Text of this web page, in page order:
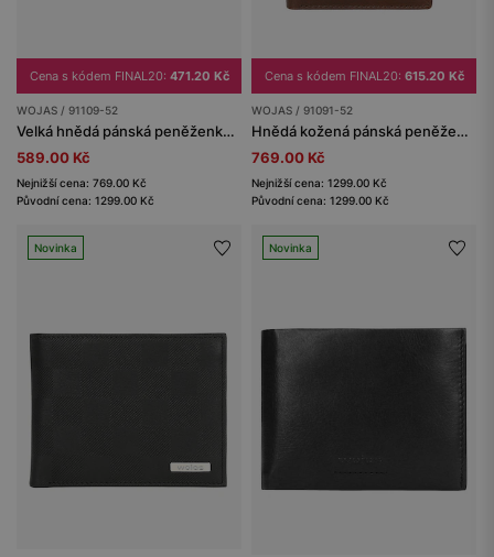
Cena s kódem FINAL20: 471.20 Kč
WOJAS / 91109-52
Velká hnědá pánská peněženka z reliéfní kůže
589.00 Kč
Nejnižší cena: 769.00 Kč
Původní cena: 1299.00 Kč
Cena s kódem FINAL20: 615.20 Kč
WOJAS / 91091-52
Hnědá kožená pánská peněženka
769.00 Kč
Nejnižší cena: 1299.00 Kč
Původní cena: 1299.00 Kč
Novinka Novinka